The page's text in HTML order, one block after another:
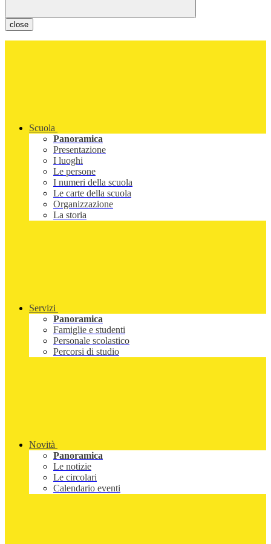
close
Scuola
Panoramica
Presentazione
I luoghi
Le persone
I numeri della scuola
Le carte della scuola
Organizzazione
La storia
Servizi
Panoramica
Famiglie e studenti
Personale scolastico
Percorsi di studio
Novità
Panoramica
Le notizie
Le circolari
Calendario eventi